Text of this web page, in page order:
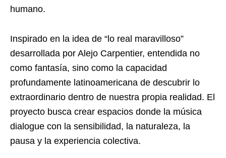
humano.
Inspirado en la idea de “lo real maravilloso”
desarrollada por Alejo Carpentier, entendida no
como fantasía, sino como la capacidad
profundamente latinoamericana de descubrir lo
extraordinario dentro de nuestra propia realidad. El
proyecto busca crear espacios donde la música
dialogue con la sensibilidad, la naturaleza, la
pausa y la experiencia colectiva.